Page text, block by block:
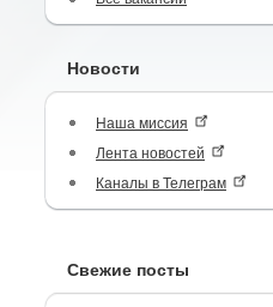
Новости
Наша миссия
Лента новостей
Каналы в Телеграм
Свежие посты